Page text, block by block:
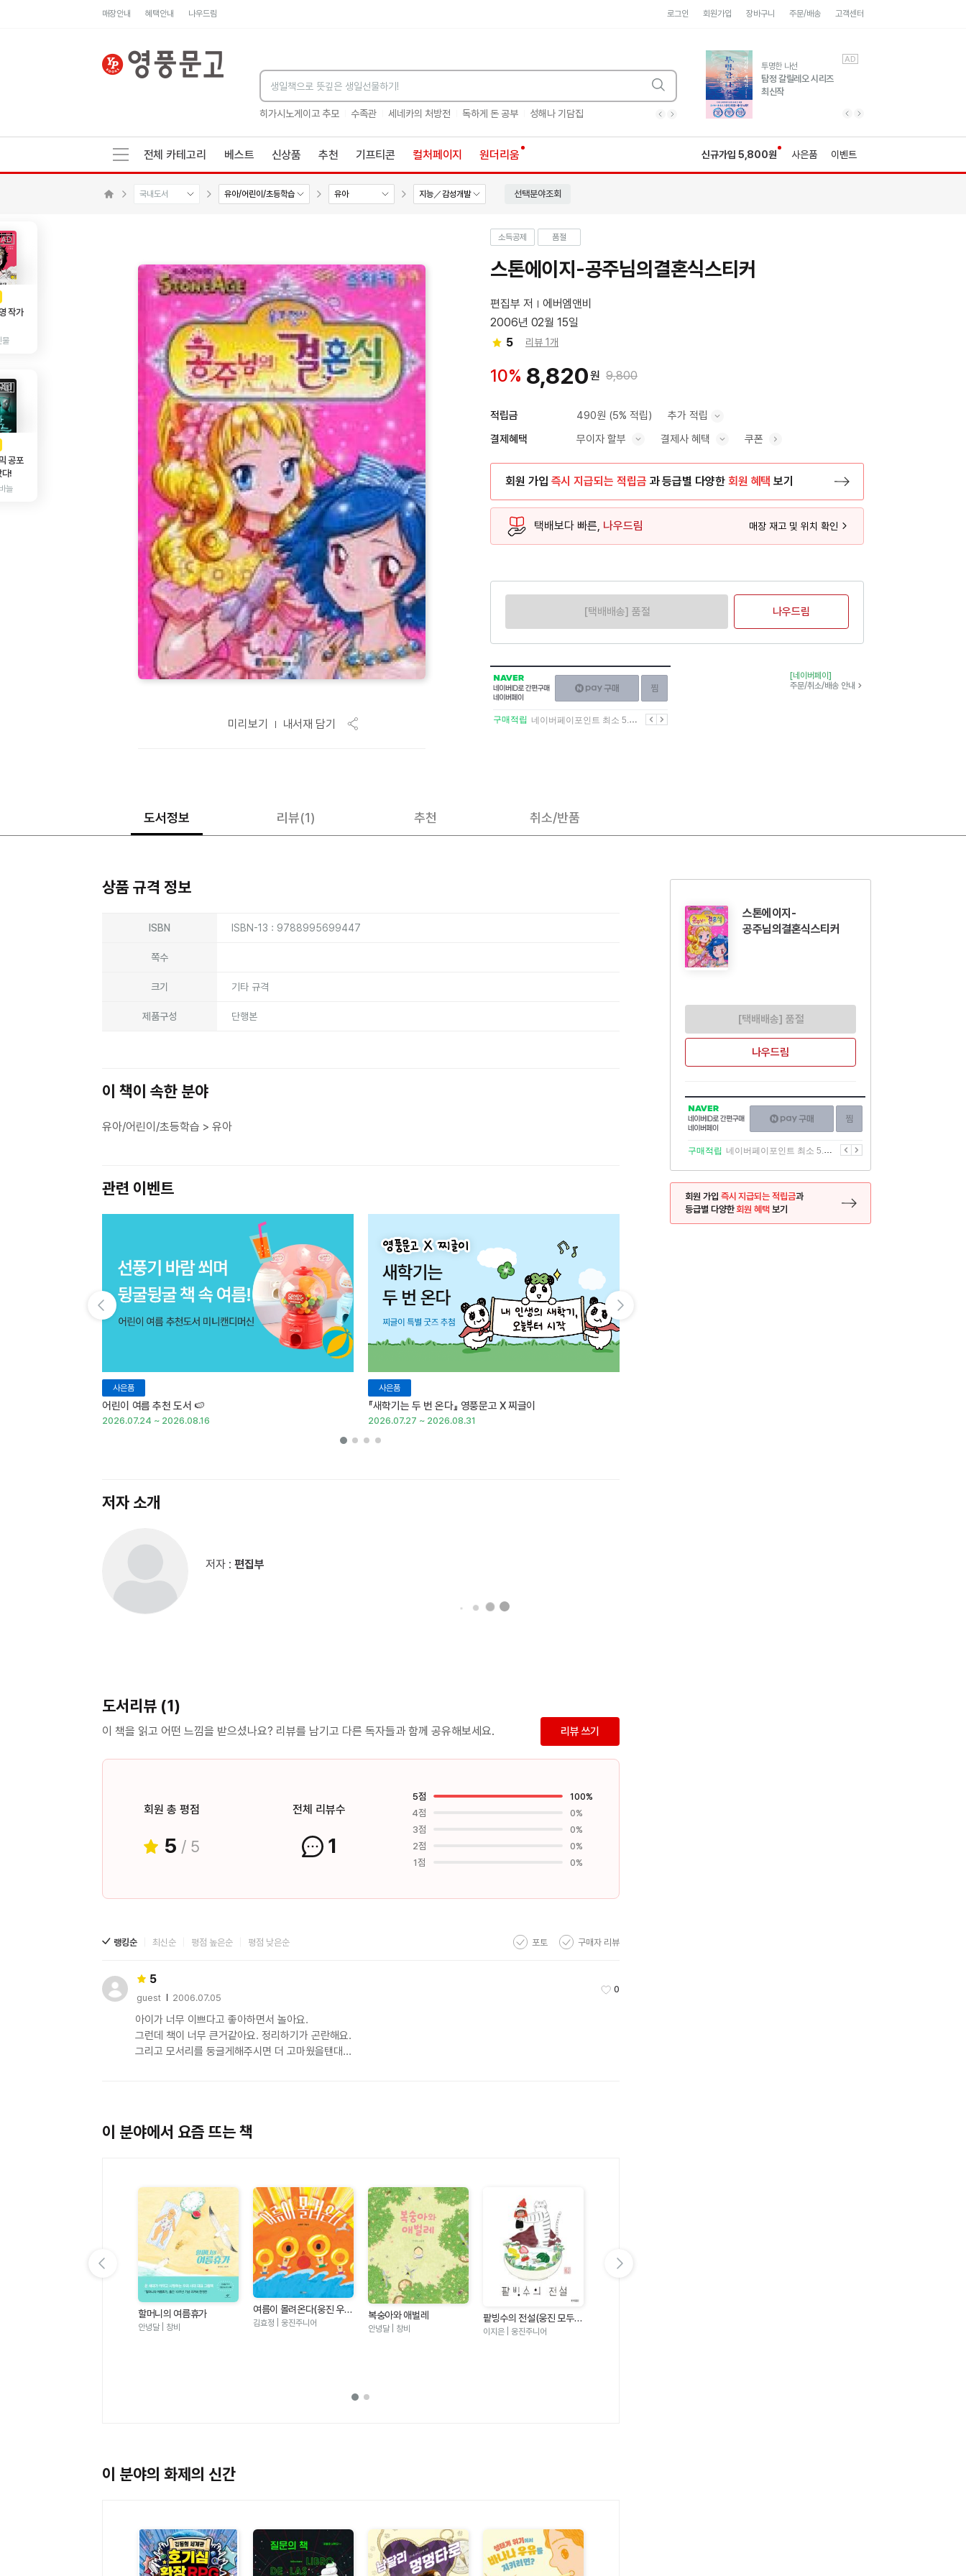
매장안내 혜택안내 나우드림 로그인 회원가입 장바구니 주문/배송 고객센터
히가시노게이고 추모 수족관 세네카의 처방전 독하게 돈 공부 성해나 기담집 히가시노게이고 추모 수족관 독하게 돈 공부
유럽 도시 기행3
풍성한 서사와 인문학적
통찰!
AD
투명한 나선
탐정 갈릴레오 시리즈
최신작
AD
전체 카테고리 베스트 신상품 추천 기프티콘 컬처페이지 원더리움 신규가입 5,800원 사은품 이벤트
국내도서 유아/어린이/초등학습 유아 지능／감성개발 선택분야조회
AD
작가
물
AD
공포
다!
늘
미리보기 내서재 담기
소득공제 품절
스톤에이지-공주님의결혼식스티커
편집부 저
에버엠앤비
2006년 02월 15일
5
리뷰 1개
10% 8,820원 9,800
적립금 490원 (5% 적립) 추가 적립
결제혜택 무이자 할부 결제사 혜택 쿠폰
회원 가입 즉시 지급되는 적립금 과 등급별 다양한 회원 혜택 보기
택배보다 빠른, 나우드림 매장 재고 및 위치 확인
[택배배송] 품절 나우드림
NAVER
네이버
ID로
간편구매
네이버페이
구매하기
이전
구매적립 네이버페이포인트 최소 5.5% 적립 다음
[네이버페이]
주문/취소/배송 안내
도서정보 리뷰(1) 추천 취소/반품
상품 규격 정보
ISBN ISBN-13 : 9788995699447
쪽수
크기 기타 규격
제품구성 단행본
이 책이 속한 분야
유아/어린이/초등학습 > 유아
관련 이벤트
사은품
어린이 여름 추천 도서 🍉
2026.07.24 ~ 2026.08.16
사은품
『새학기는 두 번 온다』 영풍문고 X 찌글이
2026.07.27 ~ 2026.08.31
저자 소개
저자 : 편집부
도서리뷰 (1)
이 책을 읽고 어떤 느낌을 받으셨나요? 리뷰를 남기고 다른 독자들과 함께 공유해보세요. 리뷰 쓰기
회원 총 평점
5 / 5
전체 리뷰수
1
5점
100%
4점
0%
3점
0%
2점
0%
1점
0%
랭킹순 최신순 평점 높은순 평점 낮은순 포토 구매자 리뷰
5
guest 2006.07.05
아이가 너무 이쁘다고 좋아하면서 놀아요.
그런데 책이 너무 큰거같아요. 정리하기가 곤란해요.
그리고 모서리를 둥글게해주시면 더 고마웠을탠대...
0
이 분야에서 요즘 뜨는 책
할머니의 여름휴가
안녕달 | 창비
여름이 몰려온다(웅진 우리
그림책 123)
김효정 | 웅진주니어
복숭아와 애벌레
안녕달 | 창비
팥빙수의 전설(웅진 모두의
그림책 21)
이지은 | 웅진주니어
이 분야의 화제의 신간
스톤에이지-
공주님의결혼식스티커
[택배배송] 품절
나우드림
NAVER
네이버
ID로
간편구매
네이버페이
구매하기
이전
구매적립 네이버페이포인트 최소 5.5% 적립 다음
회원 가입 즉시 지급되는 적립금과
등급별 다양한회원 혜택 보기